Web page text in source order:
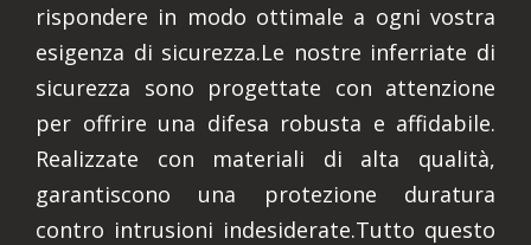
rispondere in modo ottimale a ogni vostra
esigenza di sicurezza.Le nostre inferriate di
sicurezza sono progettate con attenzione
per offrire una difesa robusta e affidabile.
Realizzate con materiali di alta qualità,
garantiscono una protezione duratura
contro intrusioni indesiderate.Tutto questo